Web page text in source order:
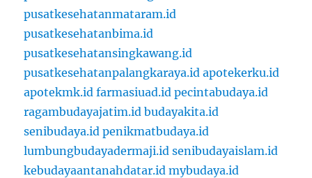
pusatkesehatanmataram.id
pusatkesehatanbima.id
pusatkesehatansingkawang.id
pusatkesehatanpalangkaraya.id apotekerku.id
apotekmk.id farmasiuad.id pecintabudaya.id
ragambudayajatim.id budayakita.id
senibudaya.id penikmatbudaya.id
lumbungbudayadermaji.id senibudayaislam.id
kebudayaantanahdatar.id mybudaya.id